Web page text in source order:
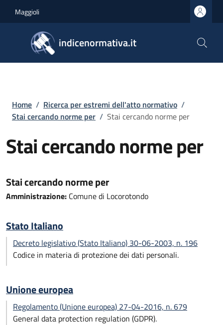
Maggioli
indicenormativa.it
Briciole di pane
Home / Ricerca per estremi dell'atto normativo /
Stai cercando norme per / Stai cercando norme per
Stai cercando norme per
Stai cercando norme per
Amministrazione: Comune di Locorotondo
Stato Italiano
Decreto legislativo (Stato Italiano) 30-06-2003, n. 196
Codice in materia di protezione dei dati personali.
Unione europea
Regolamento (Unione europea) 27-04-2016, n. 679
General data protection regulation (GDPR).